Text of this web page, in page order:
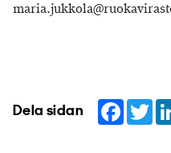
Dela sidan